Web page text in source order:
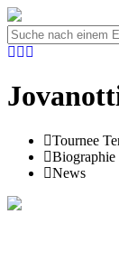
Tournee
Biographie
News